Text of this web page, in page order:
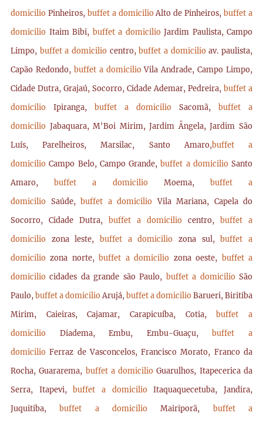
domicilio Pinheiros, buffet a domicilioAlto de Pinheiros,buffet a
domicilio Itaim Bibi, buffet a domicilio Jardim Paulista, Campo
Limpo, buffet a domicilio centro,buffet a domicilioav. paulista,
Capão Redondo, buffet a domicilioVila Andrade, Campo Limpo,
Cidade Dutra, Grajaú, Socorro, Cidade Ademar, Pedreira, buffet a
domicilio Ipiranga, buffet a domicilio Sacomã, buffet a
domicilio Jabaquara, M'Boi Mirim, Jardim Ângela, Jardim São
Luís, Parelheiros, Marsilac, Santo Amaro,buffet a
domicilioCampo Belo, Campo Grande,buffet a domicilio Santo
Amaro,buffet a domicilio Moema, buffet a
domicilio Saúde, buffet a domicilioVila Mariana, Capela do
Socorro, Cidade Dutra, buffet a domicilio centro, buffet a
domicilio zona leste,buffet a domiciliozona sul,buffet a
domiciliozona norte,buffet a domicilio zona oeste, buffet a
domiciliocidades da grande são Paulo, buffet a domicilioSão
Paulo,buffet a domicilioArujá,buffet a domicilioBarueri, Biritiba
Mirim, Caieiras, Cajamar, Carapicuíba, Cotia,buffet a
domicilio Diadema, Embu, Embu-Guaçu,buffet a
domicilioFerraz de Vasconcelos, Francisco Morato, Franco da
Rocha, Guararema, buffet a domicilioGuarulhos, Itapecerica da
Serra, Itapevi,buffet a domicilioItaquaquecetuba, Jandira,
Juquitiba,buffet a domicilioMairiporã, buffet a